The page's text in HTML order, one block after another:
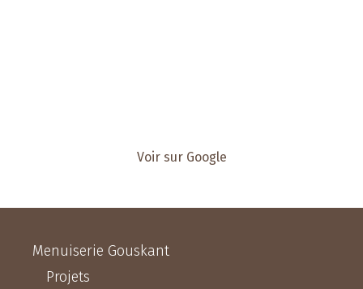
Voir sur Google
Menuiserie Gouskant
Projets